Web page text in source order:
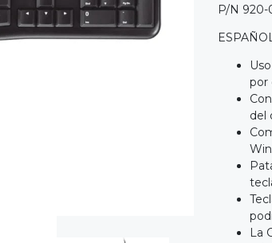
P/N
por
del
La